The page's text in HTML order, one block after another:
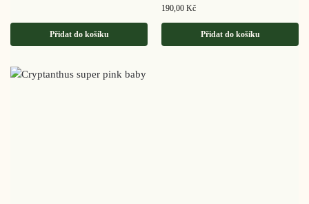
Přidat do košíku
190,00 Kč
Přidat do košíku